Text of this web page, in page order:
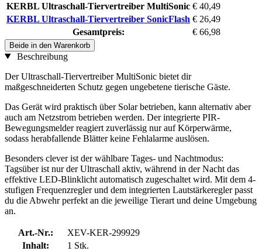
KERBL Ultraschall-Tiervertreiber MultiSonic € 40,49
KERBL Ultraschall-Tiervertreiber SonicFlash € 26,49
Gesamtpreis:
€ 66,98
Beide in den Warenkorb
Beschreibung
Der Ultraschall-Tiervertreiber MultiSonic bietet dir
maßgeschneiderten Schutz gegen ungebetene tierische Gäste.
Das Gerät wird praktisch über Solar betrieben, kann alternativ aber
auch am Netzstrom betrieben werden. Der integrierte PIR-
Bewegungsmelder reagiert zuverlässig nur auf Körperwärme,
sodass herabfallende Blätter keine Fehlalarme auslösen.
Besonders clever ist der wählbare Tages- und Nachtmodus:
Tagsüber ist nur der Ultraschall aktiv, während in der Nacht das
effektive LED-Blinklicht automatisch zugeschaltet wird. Mit dem 4-
stufigen Frequenzregler und dem integrierten Lautstärkeregler passt
du die Abwehr perfekt an die jeweilige Tierart und deine Umgebung
an.
Art.-Nr.:
XEV-KER-299929
Inhalt:
1 Stk.